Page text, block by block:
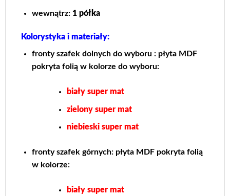
wewnątrz: 1 półka
Kolorystyka i materiały:
fronty szafek dolnych do wyboru : płyta MDF
pokryta folią w kolorze do wyboru:
biały super mat
zielony super mat
niebieski super mat
fronty szafek górnych: płyta MDF pokryta folią
w kolorze:
biały super mat